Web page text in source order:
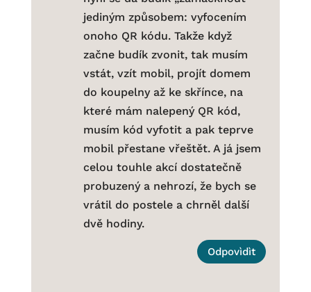
jediným způsobem: vyfocením
onoho QR kódu. Takže když
začne budík zvonit, tak musím
vstát, vzít mobil, projít domem
do koupelny až ke skřínce, na
které mám nalepený QR kód,
musím kód vyfotit a pak teprve
mobil přestane vřeštět. A já jsem
celou touhle akcí dostatečně
probuzený a nehrozí, že bych se
vrátil do postele a chrněl další
dvě hodiny.
Odpovìdìt